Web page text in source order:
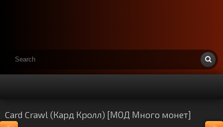
Card Crawl (Кард Кролл) [МОД Много монет]